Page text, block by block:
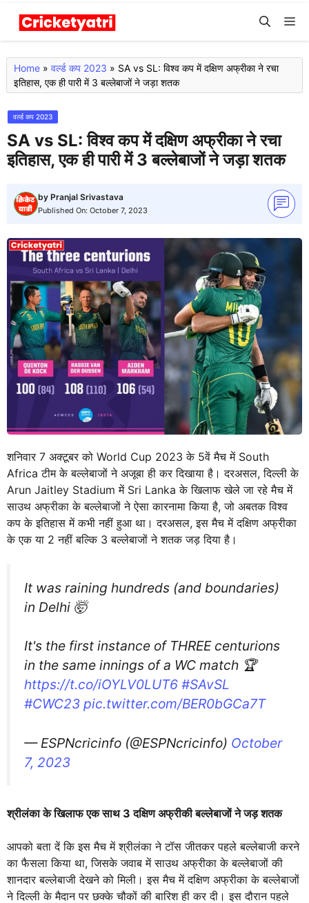
Skip
content
Home » वर्ल्ड कप 2023 » SA vs SL: विश्व कप में दक्षिण अफ्रीका ने रचा
इतिहास, एक ही पारी में 3 बल्लेबाजों ने जड़ा शतक
वर्ल्ड कप 2023
SA vs SL: विश्व कप में दक्षिण अफ्रीका ने रचा
इतिहास, एक ही पारी में 3 बल्लेबाजों ने जड़ा शतक
by Pranjal Srivastava
Published On: October 7, 2023
शनिवार 7 अक्टूबर को World Cup 2023 के 5वें मैच में South
Africa टीम के बल्लेबाजों ने अजूबा ही कर दिखाया है। दरअसल, दिल्ली के
Arun Jaitley Stadium में Sri Lanka के खिलाफ खेले जा रहे मैच में
साउथ अफ्रीका के बल्लेबाजों ने ऐसा कारनामा किया है, जो अबतक विश्व
कप के इतिहास में कभी नहीं हुआ था। दरअसल, इस मैच में दक्षिण अफ्रीका
के एक या 2 नहीं बल्कि 3 बल्लेबाजों ने शतक जड़ दिया है।
It was raining hundreds (and boundaries)
in Delhi 🤯
It's the first instance of THREE centurions
in the same innings of a WC match 🏆
https://t.co/iOYLV0LUT6 #SAvSL
#CWC23 pic.twitter.com/BER0bGCa7T
— ESPNcricinfo (@ESPNcricinfo) October
7, 2023
श्रीलंका के खिलाफ एक साथ 3 दक्षिण अफ्रीकी बल्लेबाजों ने जड़ शतक
आपको बता दें कि इस मैच में श्रीलंका ने टॉस जीतकर पहले बल्लेबाजी करने
का फैसला किया था, जिसके जवाब में साउथ अफ्रीका के बल्लेबाजों की
शानदार बल्लेबाजी देखने को मिली। इस मैच में दक्षिण अफ्रीका के बल्लेबाजों
ने दिल्ली के मैदान पर छक्के चौकों की बारिश ही कर दी। इस दौरान पहले